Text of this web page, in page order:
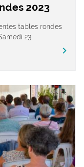
2023
tables rondes
23
chevron_right